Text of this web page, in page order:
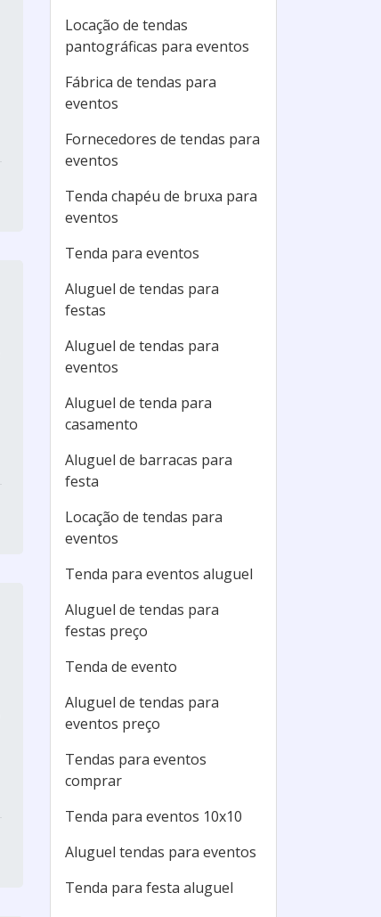
Locação de tendas
pantográficas para eventos
Fábrica de tendas para
eventos
Fornecedores de tendas para
eventos
Tenda chapéu de bruxa para
eventos
Tenda para eventos
Aluguel de tendas para
festas
Aluguel de tendas para
eventos
Aluguel de tenda para
casamento
Aluguel de barracas para
festa
Locação de tendas para
eventos
Tenda para eventos aluguel
Aluguel de tendas para
festas preço
Tenda de evento
Aluguel de tendas para
eventos preço
Tendas para eventos
comprar
Tenda para eventos 10x10
Aluguel tendas para eventos
Tenda para festa aluguel